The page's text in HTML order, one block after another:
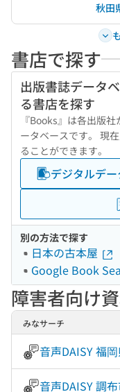
秋田
書店で探す
出版書誌データ
る書店を探す
『Books』は各出版
ータベースです。 現
ることができます。
デジタルデー
別の方法で探す
日本の古本屋
Google Book
障害者向け
みなサーチ
音声DAISY 福
音声DAISY 調